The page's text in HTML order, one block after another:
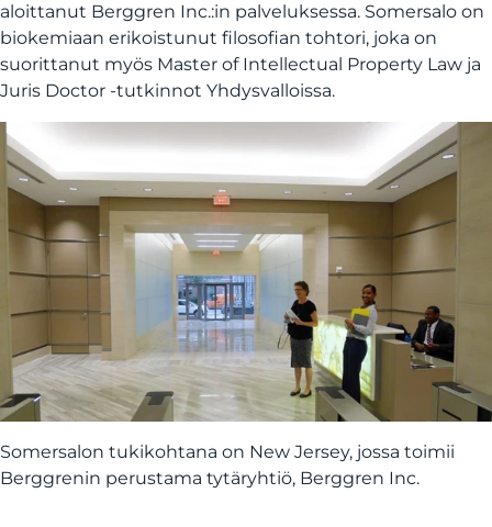
aloittanut Berggren Inc.:in palveluksessa. Somersalo on
biokemiaan erikoistunut filosofian tohtori, joka on
suorittanut myös Master of Intellectual Property Law ja
Juris Doctor -tutkinnot Yhdysvalloissa.
Somersalon tukikohtana on New Jersey, jossa toimii
Berggrenin perustama tytäryhtiö, Berggren Inc.